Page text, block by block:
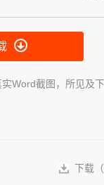
Word截图，所见及下
下载（